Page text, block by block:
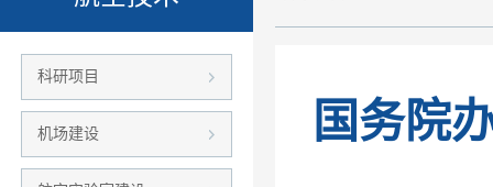
科研项目
机场建设 国务院